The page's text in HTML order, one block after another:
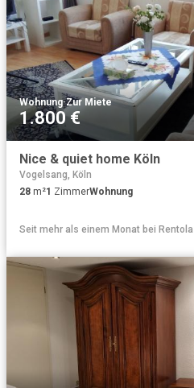
Wohnung·Zur Miete
1.800 €
Nice & quiet home Köln
Vogelsang, Köln
28 m²1 ZimmerWohnung
Seit mehr als einem Monat bei Rentola